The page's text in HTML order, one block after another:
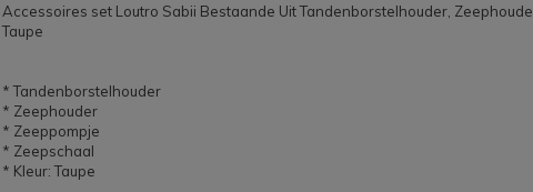
Accessoires set Loutro Sabii Bestaande Uit Tandenborstelhouder,
Taupe
* Tandenborstelhouder
* Zeephouder
* Zeeppompje
* Zeepschaal
* Kleur: Taupe